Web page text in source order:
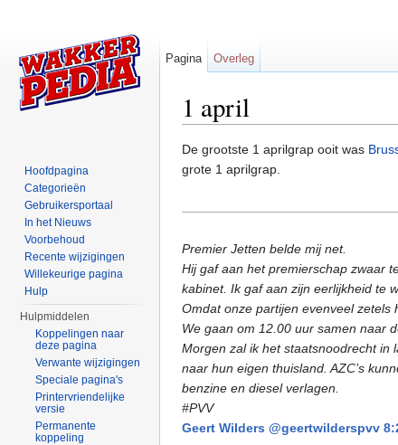
1 april
De grootste 1 aprilgrap ooit was
grote 1 aprilgrap.
Premier Jetten belde mij net.
Hij gaf aan het premierschap zwaar
kabinet. Ik gaf aan zijn eerlijkheid te
Omdat onze partijen evenveel
We gaan om 12.00 uur samen naar
Morgen zal ik het staatsnoodrecht in
naar hun eigen thuisland. AZC’s
benzine en diesel verlagen.
#PVV
Geert Wilders @geertwilderspvv
Pagina Overleg
Hoofdpagina
Categorieën
Gebruikersportaal
In het Nieuws
Voorbehoud
Recente wijzigingen
Willekeurige pagina
Hulp
Hulpmiddelen
Koppelingen naar
deze pagina
Verwante wijzigingen
Speciale pagina's
Printervriendelijke
versie
Permanente
koppeling